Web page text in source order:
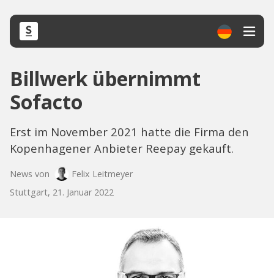
Billwerk übernimmt
Sofacto
Erst im November 2021 hatte die Firma den
Kopenhagener Anbieter Reepay gekauft.
News von
Felix Leitmeyer
Stuttgart, 21. Januar 2022